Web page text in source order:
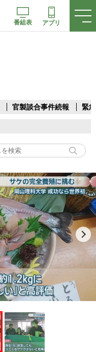
番組表 アプリ
官製談合事件続報 緊